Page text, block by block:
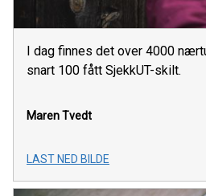
I dag finnes det over 4000
snart 100 fått SjekkUT-skilt.
Maren Tvedt
LAST NED BILDE